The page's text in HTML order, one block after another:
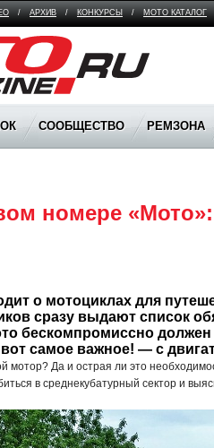
/ АРХИВ / КОНКУРСЫ / МОТО КАТАЛОГ
СООБЩЕСТВО РЕМЗОНА
номере
о мотоциклах для
сразу выдают список
бескомпромиссно
самое важное! — с
мотор? Да и острая ли это
в среднекубатурный сектор и